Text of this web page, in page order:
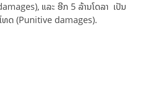
ແລະ ອີກ 5 ລ້ານໂດລາ ເປັນ
ທດ (Punitive damages).